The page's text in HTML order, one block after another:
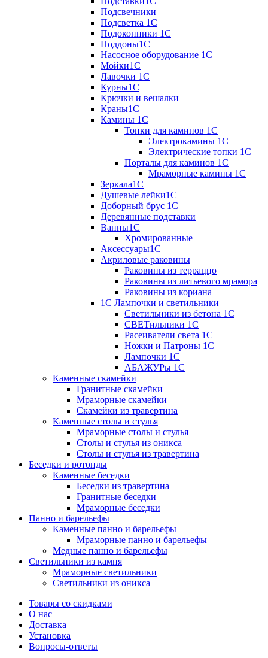
Подсвечники
Подсветка 1С
Подоконники 1С
Поддоны1С
Насосное оборудование 1С
Мойки1С
Лавочки 1С
Курны1С
Крючки и вешалки
Краны1С
Камины 1C
Топки для каминов 1C
Электрокамины 1С
Электрические топки 1C
Порталы для каминов 1С
Мраморные камины 1C
Зеркала1С
Душевые лейки1С
Доборный брус 1С
Деревянные подставки
Ванны1С
Хромированные
Аксессуары1С
Акриловые раковины
Раковины из терраццо
Раковины из литьевого мрамора
Раковины из кориана
1С Лампочки и светильники
Светильники из бетона 1С
СВЕТильники 1С
Расеиватели света 1С
Ножки и Патроны 1С
Лампочки 1С
АБАЖУРы 1С
Каменные скамейки
Гранитные скамейки
Мраморные скамейки
Скамейки из травертина
Каменные столы и стулья
Мраморные столы и стулья
Столы и стулья из оникса
Столы и стулья из травертина
Беседки и ротонды
Каменные беседки
Беседки из травертина
Гранитные беседки
Мраморные беседки
Панно и барельефы
Каменные панно и барельефы
Мраморные панно и барельефы
Медные панно и барельефы
Светильники из камня
Мраморные светильники
Светильники из оникса
Товары со скидками
О нас
Доставка
Установка
Вопросы-ответы